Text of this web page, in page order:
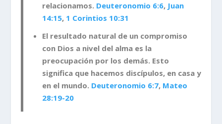
relacionamos. Deuteronomio 6:6, Juan
14:15, 1 Corintios 10:31
El resultado natural de un compromiso
con Dios a nivel del alma es la
preocupación por los demás. Esto
significa que hacemos discípulos, en casa y
en el mundo. Deuteronomio 6:7, Mateo
28:19-20